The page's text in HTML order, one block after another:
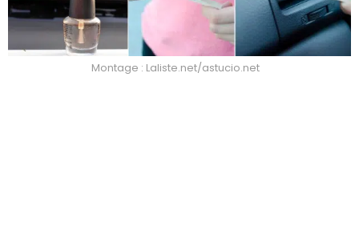
Montage : Laliste.net/astucio.net